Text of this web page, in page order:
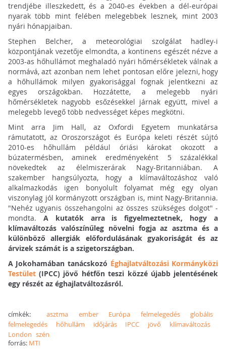
trendjébe illeszkedett, és a 2040-es években a dél-európai
nyarak több mint felében melegebbek lesznek, mint 2003
nyári hónapjaiban.
Stephen Belcher, a meteorológiai szolgálat hadley-i
központjának vezetője elmondta, a kontinens egészét nézve a
2003-as hőhullámot meghaladó nyári hőmérsékletek válnak a
normává, azt azonban nem lehet pontosan előre jelezni, hogy
a hőhullámok milyen gyakorisággal fognak jelentkezni az
egyes országokban. Hozzátette, a melegebb nyári
hőmérsékletek nagyobb esőzésekkel járnak együtt, mivel a
melegebb levegő több nedvességet képes megkötni.
Mint arra Jim Hall, az Oxfordi Egyetem munkatársa
rámutatott, az Oroszországot és Európa keleti részét sújtó
2010-es hőhullám például óriási károkat okozott a
búzatermésben, aminek eredményeként 5 százalékkal
növekedtek az élelmiszerárak Nagy-Britanniában. A
szakember hangsúlyozta, hogy a klímaváltozáshoz való
alkalmazkodás igen bonyolult folyamat még egy olyan
viszonylag jól kormányzott országban is, mint Nagy-Britannia.
"Nehéz ugyanis összehangolni az összes szükséges dolgot" -
mondta. A kutatók arra is figyelmeztetnek, hogy a
klímaváltozás valószínűleg növelni fogja az asztma és a
különböző allergiák előfordulásának gyakoriságát és az
árvizek számát is a szigetországban.
A Jokohamában tanácskozó Éghajlatváltozási Kormányközi
Testület(IPCC) jövő hétfőn teszi közzé újabb jelentésének
egy részét az éghajlatváltozásról.
címkék: asztma ember Európa felmelegedés
globális
felmelegedés
hőhullám időjárás IPCC jövő
klímaváltozás
London szén
forrás: MTI